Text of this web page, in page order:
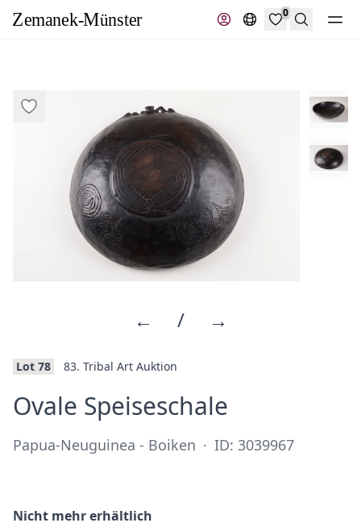
0
Suche
← / →
Lot 78 83. Tribal Art Auktion
Ovale Speiseschale
Papua-Neuguinea - Boiken · ID: 3039967
Nicht mehr erhältlich